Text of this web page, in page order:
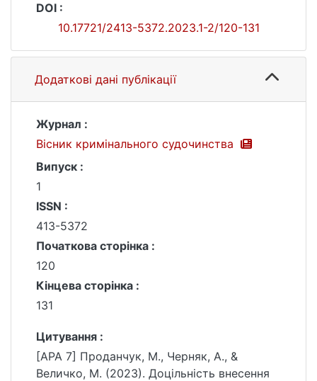
DOI :
10.17721/2413-5372.2023.1-2/120-131
Додаткові дані публікації
Журнал :
Вісник кримінального судочинства
Випуск :
1
ISSN :
413-5372
Початкова сторінка :
120
Кінцева сторінка :
131
Цитування :
[APA 7] Проданчук, М., Черняк, А., &
Величко, М. (2023). Доцільність внесення